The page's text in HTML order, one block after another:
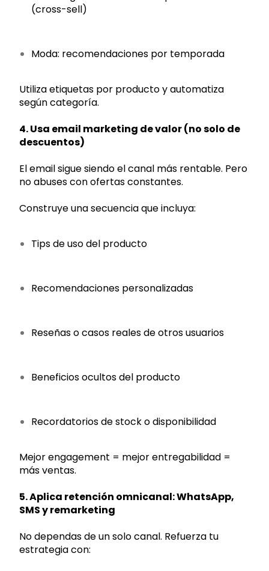
(cross-sell)
Moda: recomendaciones por temporada
Utiliza etiquetas por producto y automatiza
según categoría.
4. Usa email marketing de valor (no solo de
descuentos)
El email sigue siendo el canal más rentable. Pero
no abuses con ofertas constantes.
Construye una secuencia que incluya:
Tips de uso del producto
Recomendaciones personalizadas
Reseñas o casos reales de otros usuarios
Beneficios ocultos del producto
Recordatorios de stock o disponibilidad
Mejor engagement = mejor entregabilidad =
más ventas.
5. Aplica retención omnicanal: WhatsApp,
SMS y remarketing
No dependas de un solo canal. Refuerza tu
estrategia con: